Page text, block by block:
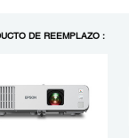
DE REEMPLAZO :